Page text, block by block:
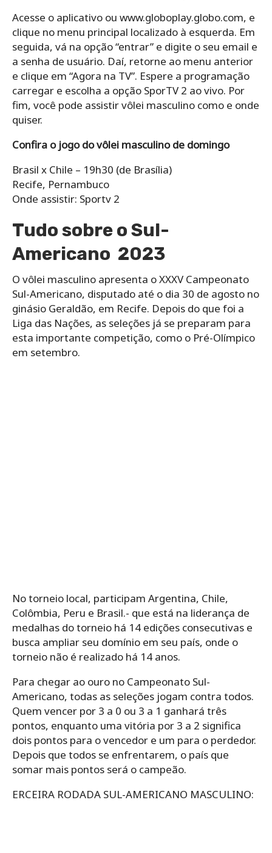
Acesse o aplicativo ou www.globoplay.globo.com, e
clique no menu principal localizado à esquerda. Em
seguida, vá na opção “entrar” e digite o seu email e
a senha de usuário. Daí, retorne ao menu anterior
e clique em “Agora na TV”. Espere a programação
carregar e escolha a opção SporTV 2 ao vivo. Por
fim, você pode assistir vôlei masculino como e onde
quiser.
Confira o jogo do vôlei masculino de domingo
Brasil x Chile – 19h30 (de Brasília)
Recife, Pernambuco
Onde assistir: Sportv 2
Tudo sobre o Sul-
Americano 2023
O vôlei masculino apresenta o XXXV Campeonato
Sul-Americano, disputado até o dia 30 de agosto no
ginásio Geraldão, em Recife. Depois do que foi a
Liga das Nações, as seleções já se preparam para
esta importante competição, como o Pré-Olímpico
em setembro.
No torneio local, participam Argentina, Chile,
Colômbia, Peru e Brasil.- que está na liderança de
medalhas do torneio há 14 edições consecutivas e
busca ampliar seu domínio em seu país, onde o
torneio não é realizado há 14 anos.
Para chegar ao ouro no Campeonato Sul-
Americano, todas as seleções jogam contra todos.
Quem vencer por 3 a 0 ou 3 a 1 ganhará três
pontos, enquanto uma vitória por 3 a 2 significa
dois pontos para o vencedor e um para o perdedor.
Depois que todos se enfrentarem, o país que
somar mais pontos será o campeão.
ERCEIRA RODADA SUL-AMERICANO MASCULINO: